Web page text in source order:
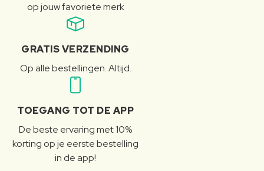
op jouw favoriete merk
GRATIS VERZENDING
Op alle bestellingen. Altijd.
TOEGANG TOT DE APP
De beste ervaring met 10%
korting op je eerste bestelling
in de app!